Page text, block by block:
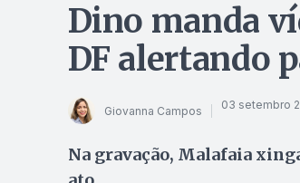
Dino manda
DF alertando
Giovanna Campos 03 setembro
Na gravação, Malafaia